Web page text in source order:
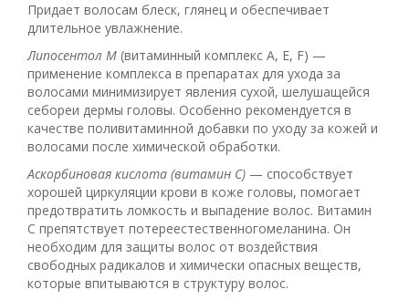
Придает волосам блеск, глянец и обеспечивает
длительное увлажнение.
Липосентол М (витаминный комплекс А, Е, F) —
применение комплекса в препаратах для ухода за
волосами минимизирует явления сухой, шелушащейся
себореи дермы головы. Особенно рекомендуется в
качестве поливитаминной добавки по уходу за кожей и
волосами после химической обработки.
Аскорбиновая кислота (витамин С) — способствует
хорошей циркуляции крови в коже головы, помогает
предотвратить ломкость и выпадение волос. Витамин
С препятствует потереестественногомеланина. Он
необходим для защиты волос от воздействия
свободных радикалов и химически опасных веществ,
которые впитываются в структуру волос.